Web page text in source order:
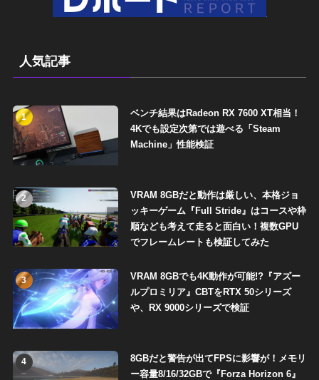
人気記事
1
ベンチ結果はRadeon RX 7600 XT相当！
4Kでも設定次第では遊べる「Steam
Machine」性能検証
2
VRAM 8GBだと動作は厳しい、本格ジョ
ッキーゲーム『Full Stride』はコースや枠
順なども考えて走ると面白い！複数GPU
でフレームレートも検証してみた
3
VRAM 8GBでも4K動作が可能!?『アズー
ルプロミリア』CBTをRTX 50シリーズ
や、RX 9000シリーズで検証
4
8GBだと警告が出てFPSに影響が！メモリ
ー容量8/16/32GBで『Forza Horizon 6』